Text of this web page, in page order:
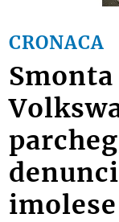
CRONACA
imolese